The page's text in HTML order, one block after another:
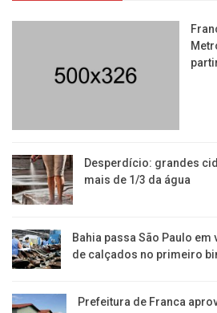
Desperdício: grandes
mais de 1/3 da água
Bahia passa São Paulo
de calçados no primeiro
Prefeitura de Franca